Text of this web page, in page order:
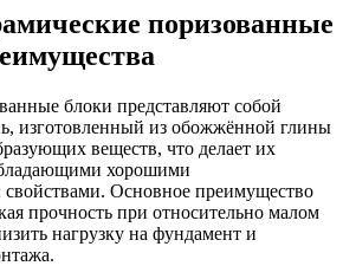
поризованные
блоки представляют собой
изготовленный из обожжённой глины
веществ, что делает их
хорошими
Основное преимущество
прочность при относительно малом
нагрузку на фундамент и